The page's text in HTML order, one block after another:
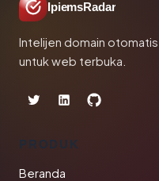
IpiemsRadar
Intelijen domain
untuk web terbuka.
PRODUK
Beranda